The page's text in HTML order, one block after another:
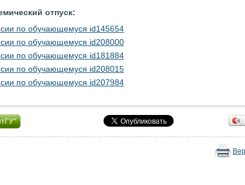
отпуск:
по обучающемуся id145654
по обучающемуся id208000
по обучающемуся id181884
по обучающемуся id208015
по обучающемуся id207984